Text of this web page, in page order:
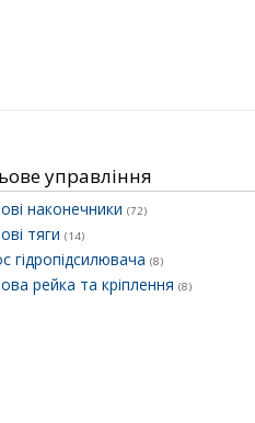
управління
наконечники (72)
тяги (14)
гідропідсилювача (8)
рейка та кріплення (8)